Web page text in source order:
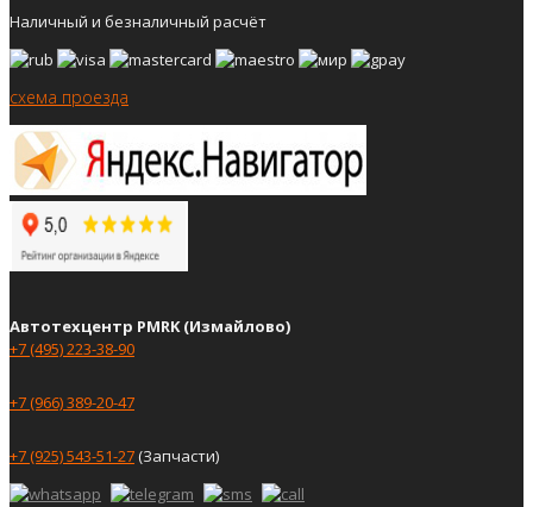
Наличный и безналичный расчёт
схема проезда
Автотехцентр PMRK (Измайлово)
+7 (495) 223-38-90
+7 (966) 389-20-47
+7 (925) 543-51-27(Запчасти)